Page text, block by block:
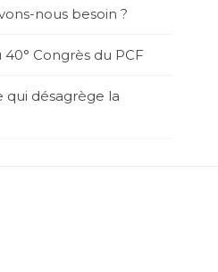
nous besoin ?
Congrès du PCF
qui désagrège la